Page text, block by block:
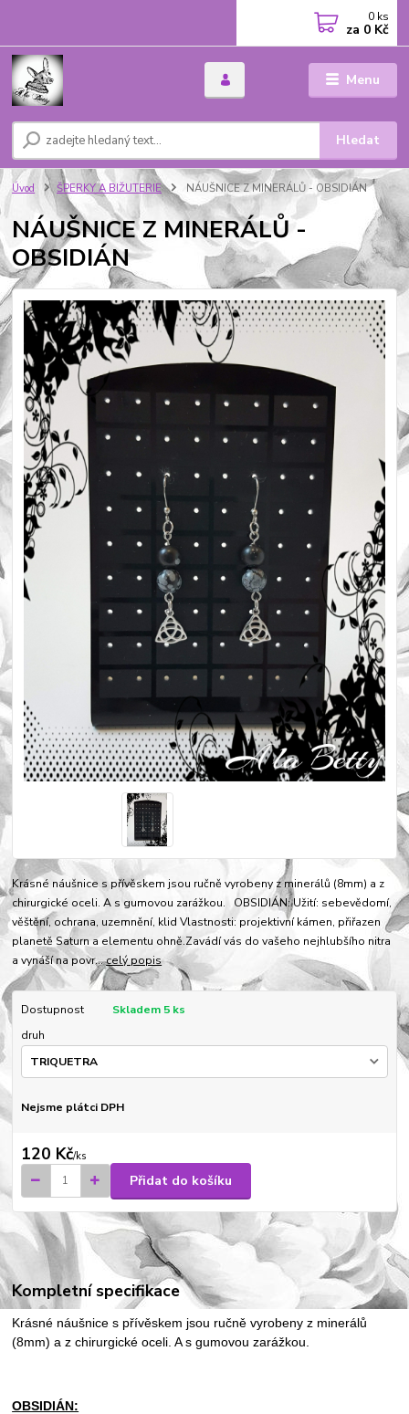
Menu
Hledat
0 ks
za 0 Kč
Úvod ŠPERKY A BIŽUTERIE NÁUŠNICE Z MINERÁLŮ - OBSIDIÁN
NÁUŠNICE Z MINERÁLŮ -
OBSIDIÁN
Krásné náušnice s přívěskem jsou ručně vyrobeny z minerálů (8mm) a z
chirurgické oceli. A s gumovou zarážkou. OBSIDIÁN: Užití: sebevědomí,
věštění, ochrana, uzemnění, klid Vlastnosti: projektivní kámen, přiřazen
planetě Saturn a elementu ohně.Zavádí vás do vašeho nejhlubšího nitra
a vynáší na povr...celý popis
Dostupnost
Skladem 5 ks
druh
Nejsme plátci DPH
120 Kč/ks
Přidat do košíku
Kompletní specifikace
Krásné náušnice s přívěskem jsou ručně vyrobeny z minerálů
(8mm) a z chirurgické oceli. A s gumovou zarážkou.
OBSIDIÁN: